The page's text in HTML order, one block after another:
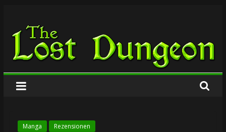
springen
The
Lost
Dungeon
Manga Rezensionen